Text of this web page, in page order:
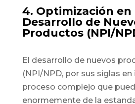
4. Optimización en
Desarrollo de
Productos (NPI/
El desarrollo de nuevos
(NPI/NPD, por sus siglas en
proceso complejo que
enormemente de la